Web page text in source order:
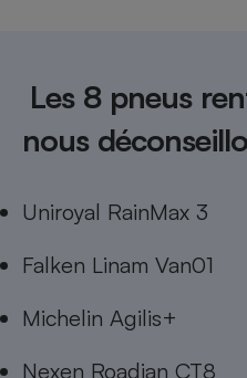
Les 8 pneus
nous
Uniroyal RainMax 3
Falken Linam Van01
Michelin Agilis+
Nexen Roadian CT8